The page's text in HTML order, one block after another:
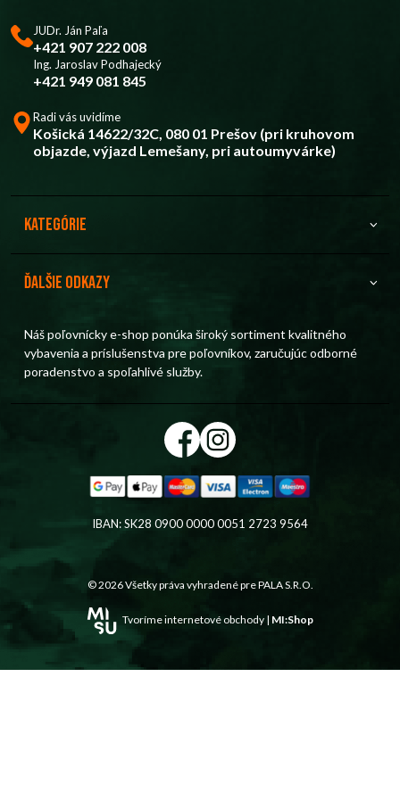
JUDr. Ján Paľa
+421 907 222 008
Ing. Jaroslav Podhajecký
+421 949 081 845
Radi vás uvidíme
Košická 14622/32C, 080 01 Prešov (pri kruhovom
objazde, výjazd Lemešany, pri autoumyvárke)
Kategórie
Ďalšie odkazy
Náš poľovnícky e-shop ponúka široký sortiment kvalitného
vybavenia a príslušenstva pre poľovníkov, zaručujúc odborné
poradenstvo a spoľahlivé služby.
IBAN: SK28 0900 0000 0051 2723 9564
© 2026 Všetky práva vyhradené prePALA S.R.O.
Tvoríme internetové obchody | MI:Shop